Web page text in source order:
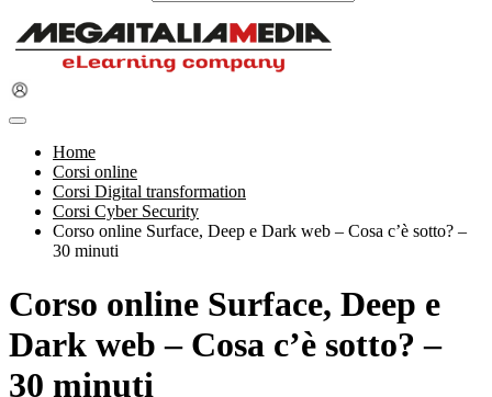
Home
Corsi online
Corsi Digital transformation
Corsi Cyber Security
Corso online Surface, Deep e Dark web – Cosa c’è sotto? –
30 minuti
Corso online Surface, Deep e
Dark web – Cosa c’è sotto? –
30 minuti